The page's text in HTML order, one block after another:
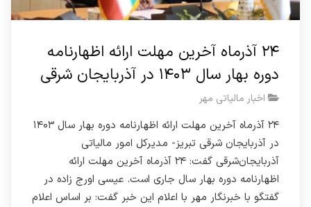
۲۴ آذرماه آخرین مهلت ارائه اظهارنامه
دوره بهار سال ۱۴۰۳ در آذربایجان شرقی
اخبار مالیاتی مهر
۲۴ آذرماه آخرین مهلت ارائه اظهارنامه دوره بهار سال ۱۴۰۳
در آذربایجان شرقی تبریز- مدیرکل امور مالیاتی
آذربایجان‌شرقی گفت: ۲۴ آذرماه آخرین مهلت ارائه
اظهارنامه دوره بهار سال جاری است. عیسی اورج زاده در
گفتگو با خبرنگار مهر با اعلام این خبر گفت: بر اساس اعلام